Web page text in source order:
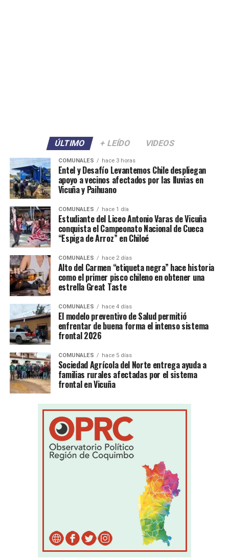
ÚLTIMO + LEÍDO VIDEOS
COMUNALES hace 3 horas
Entel y Desafío Levantemos Chile despliegan
apoyo a vecinos afectados por las lluvias en
Vicuña y Paihuano
COMUNALES hace 1 día
Estudiante del Liceo Antonio Varas de Vicuña
conquista el Campeonato Nacional de Cueca
“Espiga de Arroz” en Chiloé
COMUNALES hace 2 días
Alto del Carmen “etiqueta negra” hace historia
como el primer pisco chileno en obtener una
estrella Great Taste
COMUNALES hace 4 días
El modelo preventivo de Salud permitió
enfrentar de buena forma el intenso sistema
frontal 2026
COMUNALES hace 5 días
Sociedad Agrícola del Norte entrega ayuda a
familias rurales afectadas por el sistema
frontal en Vicuña